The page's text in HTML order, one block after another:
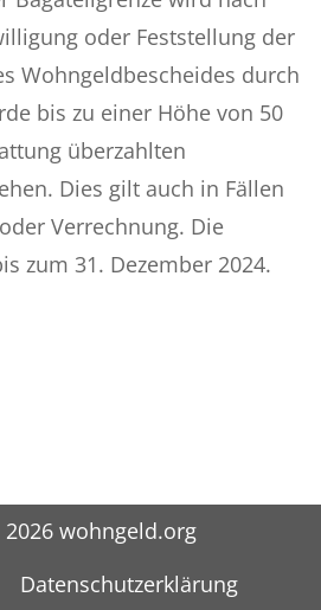
oder Feststellung der
Wohngeldbescheides durch
bis zu einer Höhe von 50
überzahlten
Dies gilt auch in Fällen
Verrechnung. Die
zum 31. Dezember 2024.
wohngeld.org
Datenschutzerklärung